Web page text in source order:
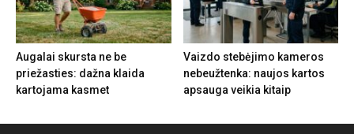
Augalai skursta ne be
priežasties: dažna klaida
kartojama kasmet
Vaizdo stebėjimo kameros
nebeužtenka: naujos kartos
apsauga veikia kitaip